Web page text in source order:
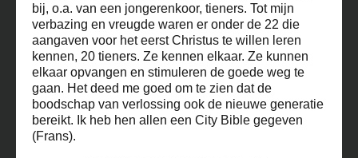
bij, o.a. van een jongerenkoor, tieners. Tot mijn
verbazing en vreugde waren er onder de 22 die
aangaven voor het eerst Christus te willen leren
kennen, 20 tieners. Ze kennen elkaar. Ze kunnen
elkaar opvangen en stimuleren de goede weg te
gaan. Het deed me goed om te zien dat de
boodschap van verlossing ook de nieuwe generatie
bereikt. Ik heb hen allen een City Bible gegeven
(Frans).